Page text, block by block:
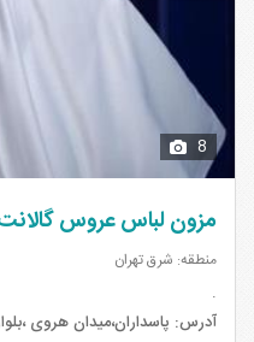
8
مزون لباس عروس
منطقه: شرق تهران
.
آدرس: پاسداران،میدان هروی